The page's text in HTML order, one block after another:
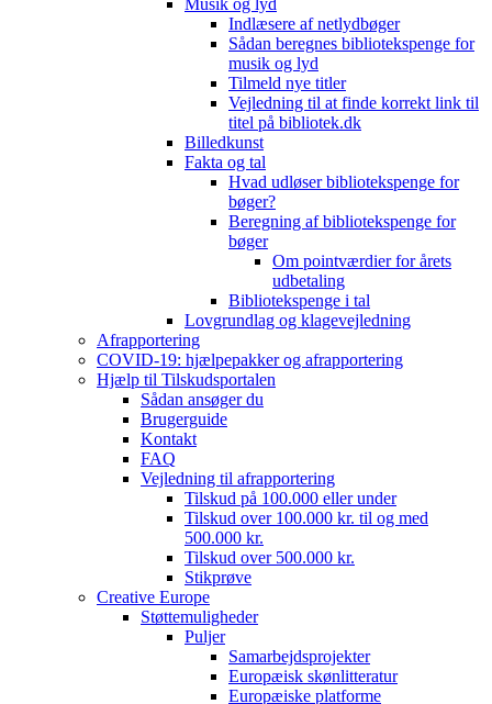
Musik og lyd
Indlæsere af netlydbøger
Sådan beregnes bibliotekspenge for
musik og lyd
Tilmeld nye titler
Vejledning til at finde korrekt link til
titel på bibliotek.dk
Billedkunst
Fakta og tal
Hvad udløser bibliotekspenge for
bøger?
Beregning af bibliotekspenge for
bøger
Om pointværdier for årets
udbetaling
Bibliotekspenge i tal
Lovgrundlag og klagevejledning
Afrapportering
COVID-19: hjælpepakker og afrapportering
Hjælp til Tilskudsportalen
Sådan ansøger du
Brugerguide
Kontakt
FAQ
Vejledning til afrapportering
Tilskud på 100.000 eller under
Tilskud over 100.000 kr. til og med
500.000 kr.
Tilskud over 500.000 kr.
Stikprøve
Creative Europe
Støttemuligheder
Puljer
Samarbejdsprojekter
Europæisk skønlitteratur
Europæiske platforme